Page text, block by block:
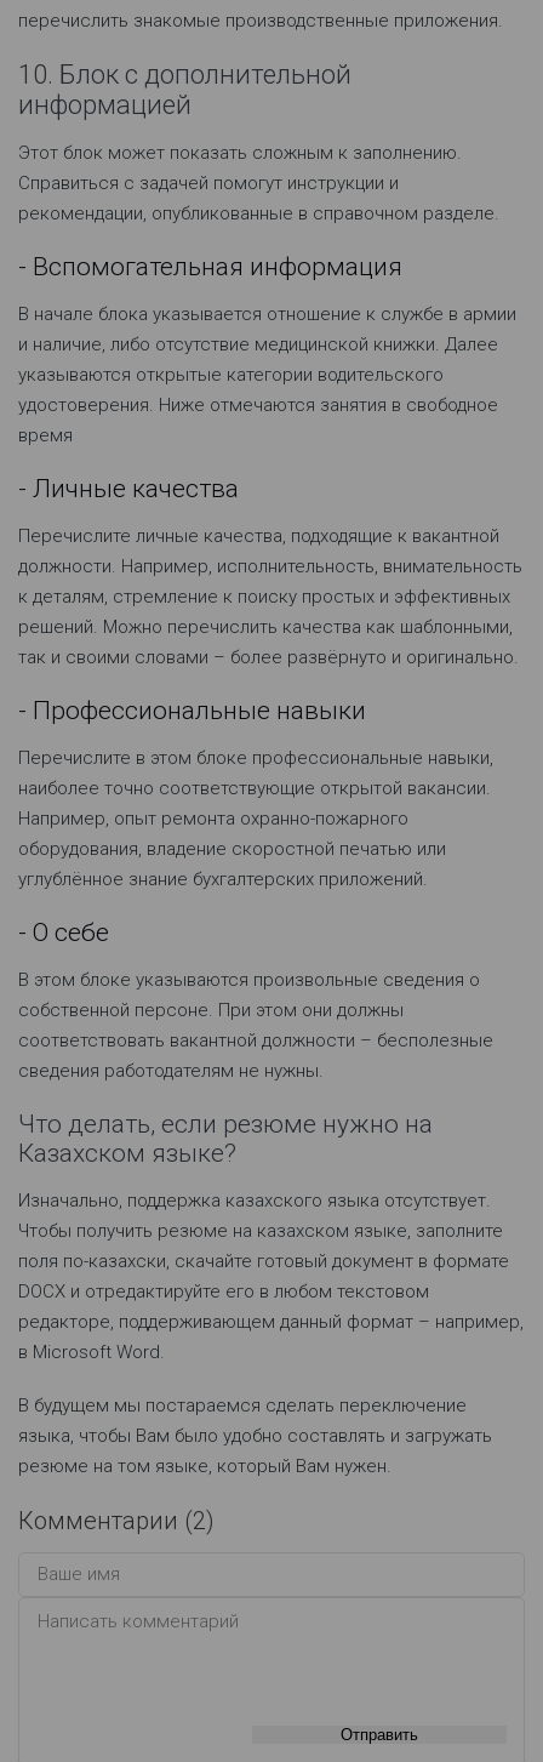
перечислить знакомые производственные приложения.
10. Блок с дополнительной
информацией
Этот блок может показать сложным к заполнению.
Справиться с задачей помогут инструкции и
рекомендации, опубликованные в справочном разделе.
- Вспомогательная информация
В начале блока указывается отношение к службе в армии
и наличие, либо отсутствие медицинской книжки. Далее
указываются открытые категории водительского
удостоверения. Ниже отмечаются занятия в свободное
время
- Личные качества
Перечислите личные качества, подходящие к вакантной
должности. Например, исполнительность, внимательность
к деталям, стремление к поиску простых и эффективных
решений. Можно перечислить качества как шаблонными,
так и своими словами – более развёрнуто и оригинально.
- Профессиональные навыки
Перечислите в этом блоке профессиональные навыки,
наиболее точно соответствующие открытой вакансии.
Например, опыт ремонта охранно-пожарного
оборудования, владение скоростной печатью или
углублённое знание бухгалтерских приложений.
- О себе
В этом блоке указываются произвольные сведения о
собственной персоне. При этом они должны
соответствовать вакантной должности – бесполезные
сведения работодателям не нужны.
Что делать, если резюме нужно на
Казахском языке?
Изначально, поддержка казахского языка отсутствует.
Чтобы получить резюме на казахском языке, заполните
поля по-казахски, скачайте готовый документ в формате
DOCX и отредактируйте его в любом текстовом
редакторе, поддерживающем данный формат – например,
в Microsoft Word.
В будущем мы постараемся сделать переключение
языка, чтобы Вам было удобно составлять и загружать
резюме на том языке, который Вам нужен.
Комментарии (2)
Отправить